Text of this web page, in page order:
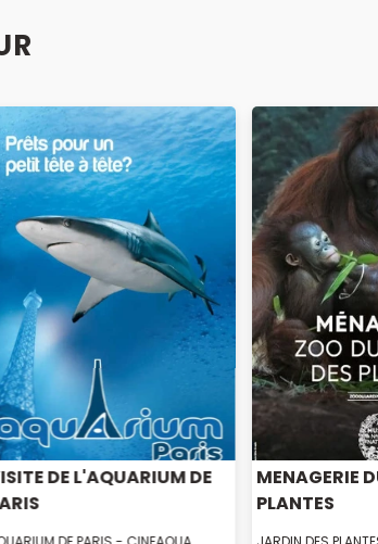
DE L'AQUARIUM DE
MENAGERIE
PLANTES